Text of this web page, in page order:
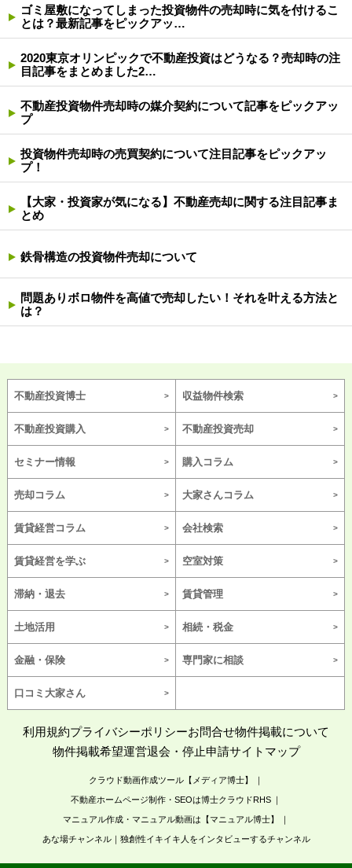
ゴミ屋敷になってしまった投資物件の売却時に気を付けるこ
とは？最新記事をピックアッ…
2020東京オリンピックで不動産投資はどうなる？売却時の注
目記事をまとめました2…
不動産投資物件売却時の媒介契約について記事をピックアッ
プ
投資物件売却時の売買契約について注目記事をピックアッ
プ！
【大家・投資家が気になる】不動産売却に関する注目記事ま
とめ
鉄骨構造の投資物件売却について
問題ありボロ物件を高値で売却したい！それを叶える方法と
は？
不動産投資博士 収益物件検索
不動産投資購入 不動産投資売却
セミナー情報 購入コラム
売却コラム 大家さんコラム
賃貸経営コラム 会社検索
賃貸経営を学ぶ 空室対策
滞納・退去 賃貸管理
土地活用 相続・税金
金融・保険 専門家に相談
口コミ大家さん
利用規約プライバシーポリシーお問合せ物件掲載について
物件掲載希望運営退会・停止申請サイトマップ
クラウド動画作成ツール【メディア博士】
不動産ホームページ制作・SEOは博士クラウドRHS
マニュアル作成・マニュアル動画は【マニュアル博士】
あな場チャンネル｜独創性イキイキ人をインタビューするチャンネル